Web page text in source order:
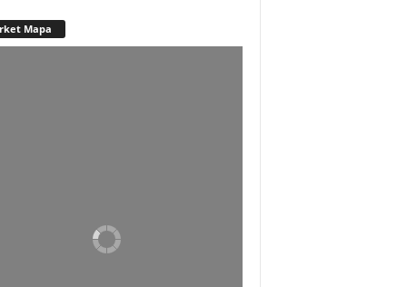
Mapa